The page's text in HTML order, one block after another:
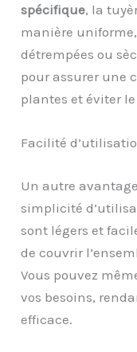
spécifique, la
manière
détrempées ou
pour assurer une
plantes et éviter
Facilité
Un autre
simplicité
sont légers et
de couvrir
Vous pouvez
vos besoins,
efficace.